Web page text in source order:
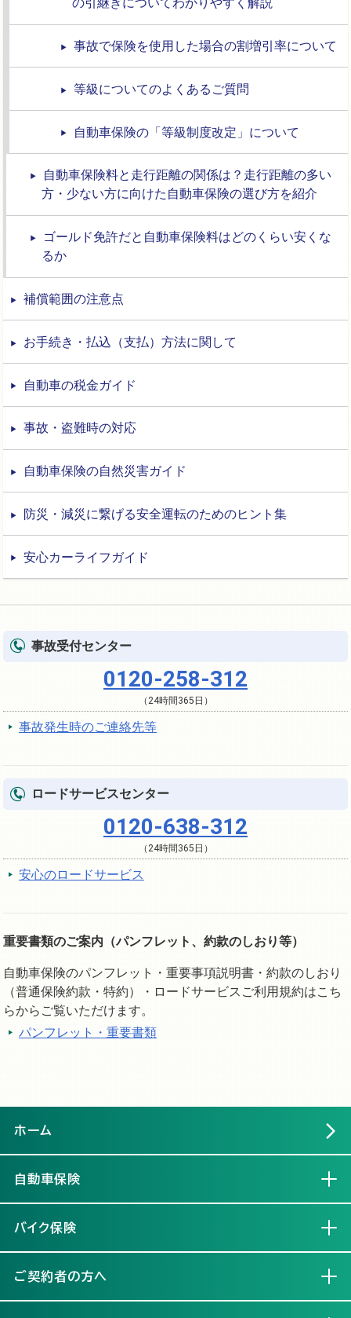
事故で保険を使用した場合の割増引率について
等級についてのよくあるご質問
自動車保険の「等級制度改定」について
自動車保険料と走行距離の関係は？走行距離の多い
方・少ない方に向けた自動車保険の選び方を紹介
ゴールド免許だと自動車保険料はどのくらい安くな
るか
補償範囲の注意点
お手続き・払込（支払）方法に関して
自動車の税金ガイド
事故・盗難時の対応
自動車保険の自然災害ガイド
防災・減災に繋げる安全運転のためのヒント集
安心カーライフガイド
事故受付センター
0120-258-312
（24時間365日）
事故発生時のご連絡先等
ロードサービスセンター
0120-638-312
（24時間365日）
安心のロードサービス
重要書類のご案内（パンフレット、約款のしおり等）
自動車保険のパンフレット・重要事項説明書・約款のしおり
（普通保険約款・特約）・ロードサービスご利用規約はこち
らからご覧いただけます。
パンフレット・重要書類
ホーム
自動車保険
バイク保険
ご契約者の方へ